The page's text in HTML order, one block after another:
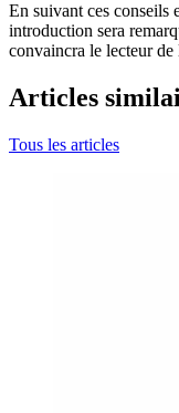
En suivant ces conseils
introduction sera
convaincra le lecteur
Articles
Tous les articles